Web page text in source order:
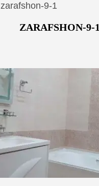
zarafshon-9-1
ZARAFSHON-9-1